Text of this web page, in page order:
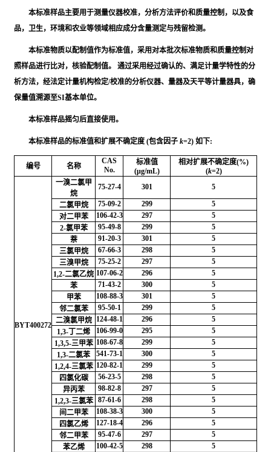
本标准样品主要用于测量仪器校准，分析方法评价和质量控制，以及食
品，卫生，环境和农业等领域相应成分含量测定与残留检测。
本标准物质以配制值作为标准值，采用对本批次标准物质和质量控制对
照样品进行比对，核验配制值。 通过采用经过确认的、满足计量学特性的分
析方法，经法定计量机构检定/校准的分析仪器、量器及天平等计量器具，确
保量值溯源至SI基本单位。
本标准样品摇匀后直接使用。
本标准样品的标准值和扩展不确定度 (包含因子 k=2) 如下:
编号 名称
CAS
No.
标准值
(μg/mL)
相对扩展不确定度(%)
(k=2)
BYT400272
一溴二氯甲
烷
75-27-4 301 5
二氯甲烷 75-09-2 299
5
对二甲苯
106-42-3 297
5
2-氯甲苯
95-49-8 299
5
萘
91-20-3 301
5
三氯甲烷
67-66-3 298
5
三溴甲烷
75-25-2 297
5
1,2-二氯乙烷 107-06-2 296
5
苯
71-43-2 300
5
甲苯
108-88-3 301
5
邻二氯苯
95-50-1 299
5
二溴氯甲烷
124-48-1 296
5
1,3-丁二烯
106-99-0 295
5
1,3,5-三甲苯 108-67-8 299
5
1,3-二氯苯
541-73-1 300
5
1,2,4-三氯苯 120-82-1 299
5
四氯化碳
56-23-5 298
5
异丙苯
98-82-8 297
5
1,2,3-三氯苯
87-61-6 298
5
间二甲苯
108-38-3 300
5
四氯乙烯
127-18-4 296
5
邻二甲苯
95-47-6 297
5
苯乙烯
100-42-5 298
5